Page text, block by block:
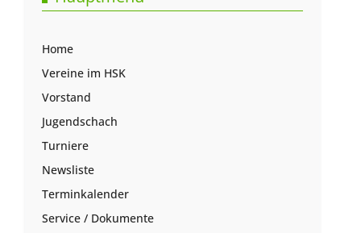
Home
Vereine im HSK
Vorstand
Jugendschach
Turniere
Newsliste
Terminkalender
Service / Dokumente